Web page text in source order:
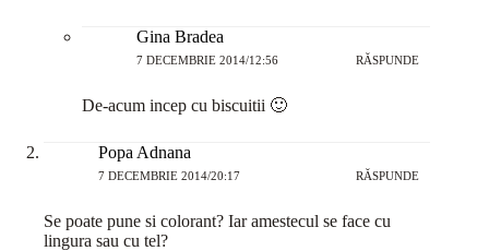
Gina Bradea
7 DECEMBRIE 2014/12:56 RĂSPUNDE
De-acum incep cu biscuitii 🙂
Popa Adnana
7 DECEMBRIE 2014/20:17 RĂSPUNDE
Se poate pune si colorant? Iar amestecul se face cu
lingura sau cu tel?